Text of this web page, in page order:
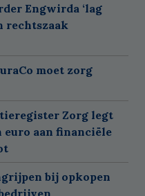
Engwirda ‘lag
rechtszaak
moet zorg
Zorg legt
euro aan financiële
bij opkopen